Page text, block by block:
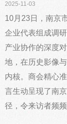
2025-11-03
10月23日，南京
企业代表组成调
产业协作的深度
地，在历史影像
内核。商会精心
言生动呈现了南
径，令来访者频频